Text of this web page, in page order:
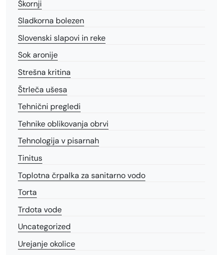
Škornji
Sladkorna bolezen
Slovenski slapovi in reke
Sok aronije
Strešna kritina
Štrleča ušesa
Tehnični pregledi
Tehnike oblikovanja obrvi
Tehnologija v pisarnah
Tinitus
Toplotna črpalka za sanitarno vodo
Torta
Trdota vode
Uncategorized
Urejanje okolice